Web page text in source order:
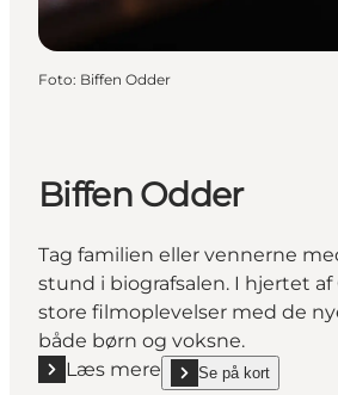
Foto: Biffen Odder
Biffen Odder
Tag familien eller vennerne
stund i biografsalen. I hjertet
store filmoplevelser med de
både børn og voksne.
Læs mere
Læs mere "Biffen Odder"
Se på kort
show Biffen Odder